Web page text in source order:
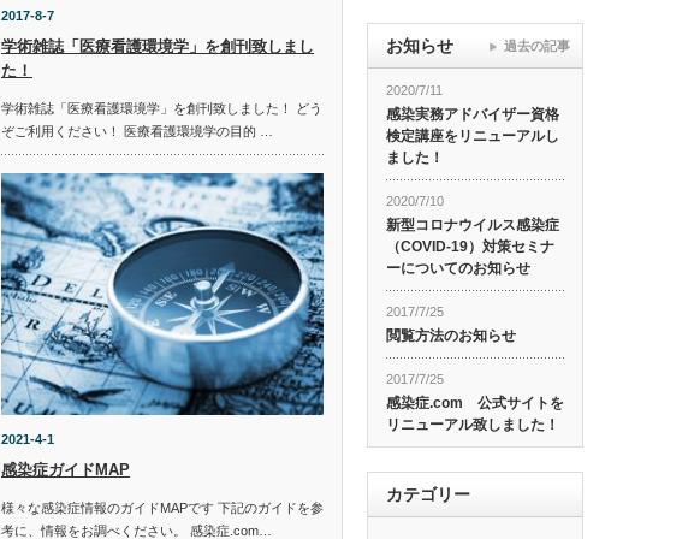
2017-8-7
学術雑誌「医療看護環境学」を創刊致しまし
た！
学術雑誌「医療看護環境学」を創刊致しました！ どう
ぞご利用ください！ 医療看護環境学の目的 …
2021-4-1
感染症ガイドMAP
様々な感染症情報のガイドMAPです 下記のガイドを参
考に、情報をお調べください。 感染症.com…
お知らせ
2020/7/11
感染実務アドバイザー資格
検定講座をリニューアルし
ました！
2020/7/10
新型コロナウイルス感染症
（COVID-19）対策セミナ
ーについてのお知らせ
2017/7/25
閲覧方法のお知らせ
2017/7/25
感染症.com 公式サイトを
リニューアル致しました！
過去の記事
カテゴリー